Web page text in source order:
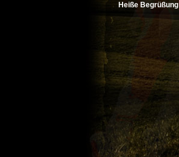
Heiße Begrüßung